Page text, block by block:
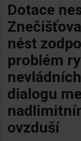
Dotace
nést
problém
dialogu
ovzduší